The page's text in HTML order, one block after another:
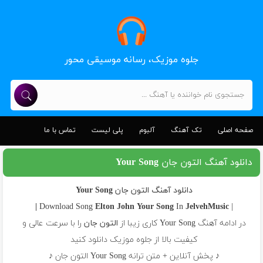
جلوه موزیک، رسانه موسیقی محور
صفحه اصلی تک آهنگ آلبوم پلی لیست تماس با ما
دانلود آهنگ التون جان Your Song
دانلود آهنگ التون جان Your Song
| Download Song
Elton John Your SongIn JelvehMusic |
در ادامه آهنگ Your Song کاری زیبا از
التون جان را با سرعت عالی و
کیفیت بالا از جلوه موزیک دانلود کنید
♪ پخش آنلاین + متن ترانه Your Song التون جان ♪